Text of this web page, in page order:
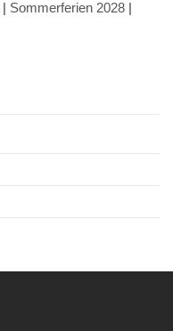
| Sommerferien 2028 |